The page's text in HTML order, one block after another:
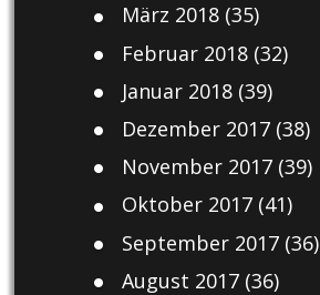
März 2018(35)
Februar 2018(32)
Januar 2018(39)
Dezember 2017(38)
November 2017(39)
Oktober 2017(41)
September 2017(36)
August 2017(36)